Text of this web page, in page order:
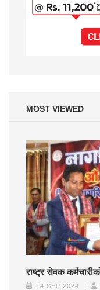
MOST VIEWED
राष्ट्र सेवक
14 SEP 2024